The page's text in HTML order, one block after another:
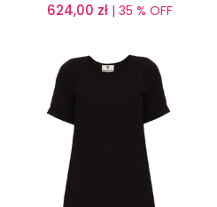
624,00 zł| 35 % OFF